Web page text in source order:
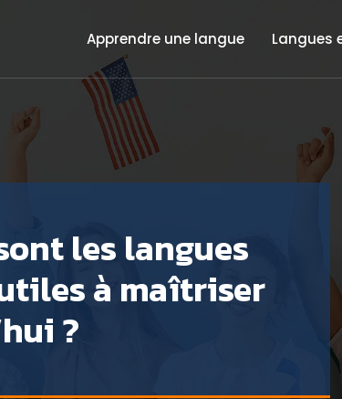
Apprendre une langue Langues
les langues
à maîtriser
?